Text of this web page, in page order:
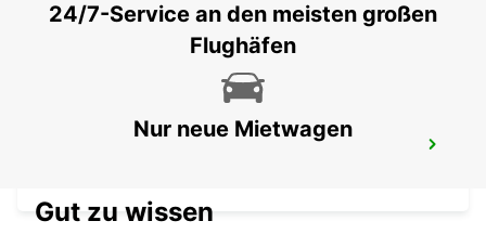
DURBAN - SOUTH AFRICA
24/7-Service an den meisten großen
Flughäfen
Nur neue Mietwagen
Gut zu wissen